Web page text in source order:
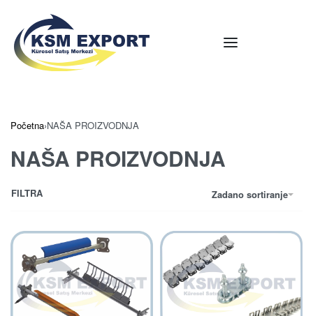
Početna›NAŠA PROIZVODNJA
NAŠA PROIZVODNJA
Zadano sortiranje
FILTRA